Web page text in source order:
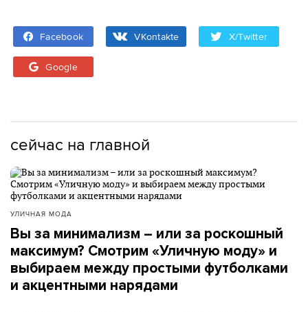
Facebook VKontakte X/Twitter
Google
сейчас на главной
УЛИЧНАЯ МОДА
Вы за минимализм – или за роскошный
максимум? Смотрим «Уличную моду» и
выбираем между простыми футболками
и акцентными нарядами